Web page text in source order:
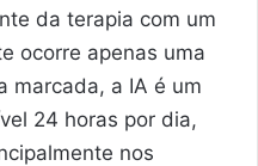
da terapia com um
ocorre apenas uma
marcada, a IA é um
24 horas por dia,
nos